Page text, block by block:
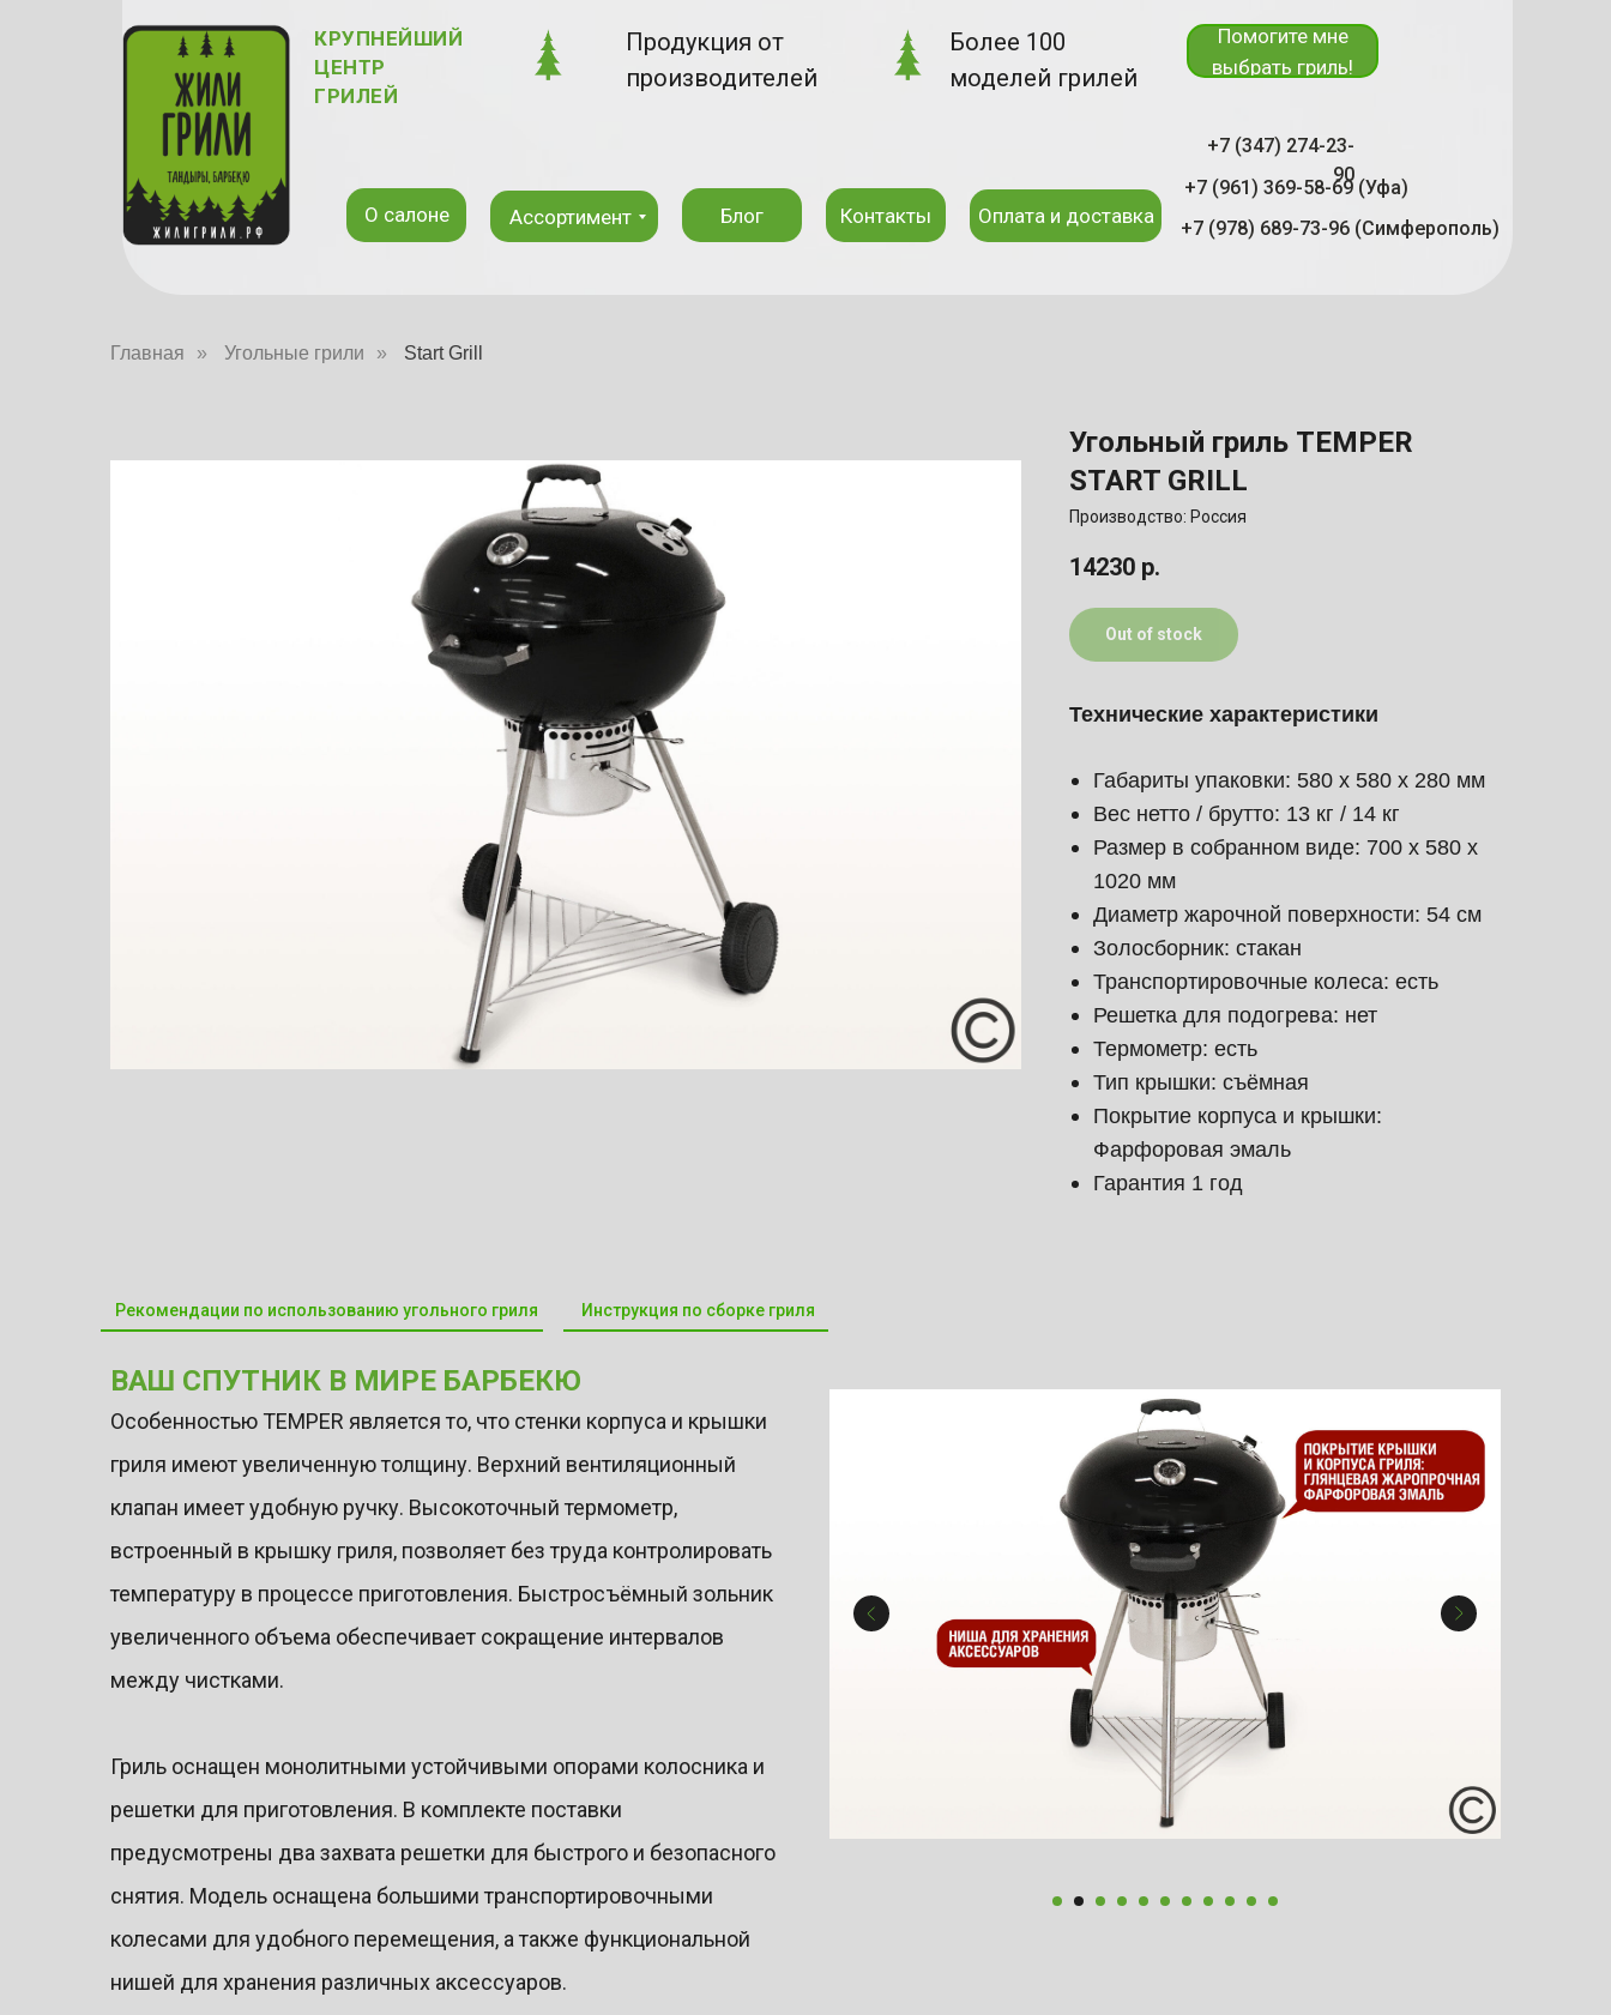
+7 (347) 274-23-
90
Помогите мне
выбрать гриль!
КРУПНЕЙШИЙ
ЦЕНТР
ГРИЛЕЙ
+7 (978) 689-73-96 (Симферополь)
Ассортимент Контакты
Блог
О салоне
+7 (961) 369-58-69 (Уфа)
Продукция от
производителей
Оплата и доставка
Более 100
моделей грилей
Главная » Угольные грили » Start Grill
Угольный гриль TEMPER
START GRILL
Производство: Россия
14230 р.
Out of stock
Технические характеристики
Габариты упаковки: 580 х 580 х 280 мм
Вес нетто / брутто: 13 кг / 14 кг
Размер в собранном виде: 700 х 580 х
1020 мм
Диаметр жарочной поверхности: 54 см
Золосборник: стакан
Транспортировочные колеса: есть
Решетка для подогрева: нет
Термометр: есть
Тип крышки: съёмная
Покрытие корпуса и крышки:
Фарфоровая эмаль
Гарантия 1 год
Рекомендации по использованию угольного гриля Инструкция по сборке гриля
ВАШ СПУТНИК В МИРЕ БАРБЕКЮ
Особенностью TEMPER является то, что стенки корпуса и крышки
гриля имеют увеличенную толщину. Верхний вентиляционный
клапан имеет удобную ручку. Высокоточный термометр,
встроенный в крышку гриля, позволяет без труда контролировать
температуру в процессе приготовления. Быстросъёмный зольник
увеличенного объема обеспечивает сокращение интервалов
между чистками.
Гриль оснащен монолитными устойчивыми опорами колосника и
решетки для приготовления. В комплекте поставки
предусмотрены два захвата решетки для быстрого и безопасного
снятия. Модель оснащена большими транспортировочными
колесами для удобного перемещения, а также функциональной
нишей для хранения различных аксессуаров.